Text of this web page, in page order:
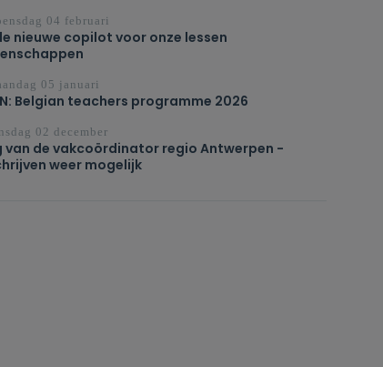
04 februari
nieuwe copilot voor onze lessen
05 januari
Belgian teachers programme 2026
02 december
van de vakcoördinator regio Antwerpen -
weer mogelijk